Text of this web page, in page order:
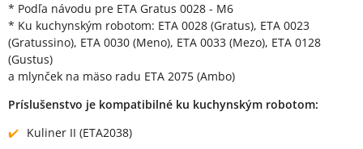
* Podľa návodu pre ETA Gratus 0028 - M6
* Ku kuchynským robotom: ETA 0028 (Gratus), ETA 0023
(Gratussino), ETA 0030 (Meno), ETA 0033 (Mezo), ETA 0128
(Gustus)
a mlynček na mäso radu ETA 2075 (Ambo)
Príslušenstvo je kompatibilné ku kuchynským robotom:
Kuliner II (ETA2038)